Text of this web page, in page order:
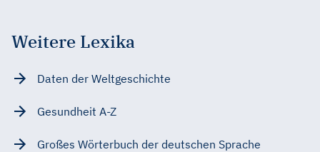
Weitere Lexika
Daten der Weltgeschichte
Gesundheit A-Z
Großes Wörterbuch der deutschen Sprache